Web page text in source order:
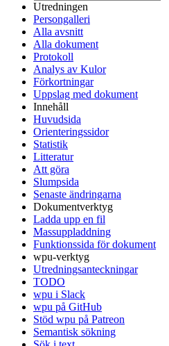
Utredningen
Persongalleri
Alla avsnitt
Alla dokument
Protokoll
Analys av Kulor
Förkortningar
Uppslag med dokument
Innehåll
Huvudsida
Orienteringssidor
Statistik
Litteratur
Att göra
Slumpsida
Senaste ändringarna
Dokumentverktyg
Ladda upp en fil
Massuppladdning
Funktionssida för dokument
wpu-verktyg
Utredningsanteckningar
TODO
wpu i Slack
wpu på GitHub
Stöd wpu på Patreon
Semantisk sökning